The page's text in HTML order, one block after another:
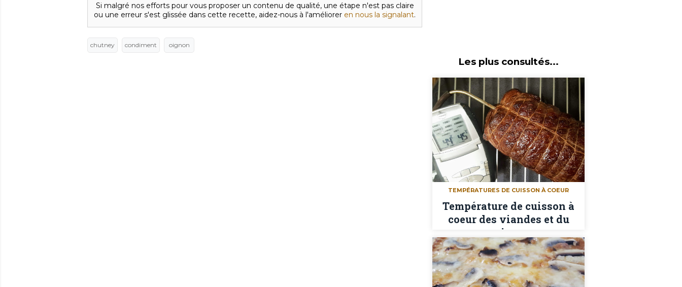
Si malgré nos efforts pour vous proposer un contenu de qualité, une étape n'est pas claire
ou une erreur s'est glissée dans cette recette, aidez-nous à l'améliorer en nous la signalant.
chutney condiment oignon
Les plus consultés...
TEMPÉRATURES DE CUISSON À COEUR
Température de cuisson à
coeur des viandes et du
poisson